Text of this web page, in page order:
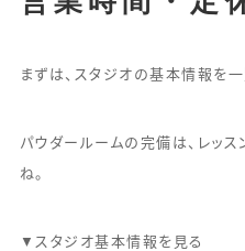
まずは、スタジオの基本情報を
パウダールームの完備は、レッ
ね。
▼スタジオ基本情報を見る